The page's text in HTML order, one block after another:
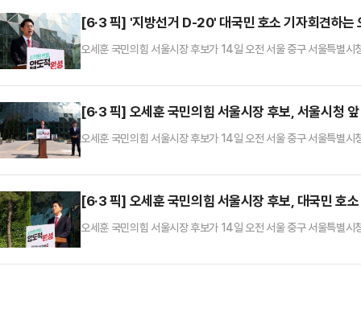
[6·3 픽] '지방선거 D-20' 대국민 호소 기자회견하는
오세훈 국민의힘 서울시장 후보가 14일 오전 서울 중구 서울특별시
[6·3 픽] 오세훈 국민의힘 서울시장 후보, 서울시청
오세훈 국민의힘 서울시장 후보가 14일 오전 서울 중구 서울특별시
[6·3 픽] 오세훈 국민의힘 서울시장 후보, 대국민 호소
오세훈 국민의힘 서울시장 후보가 14일 오전 서울 중구 서울특별시